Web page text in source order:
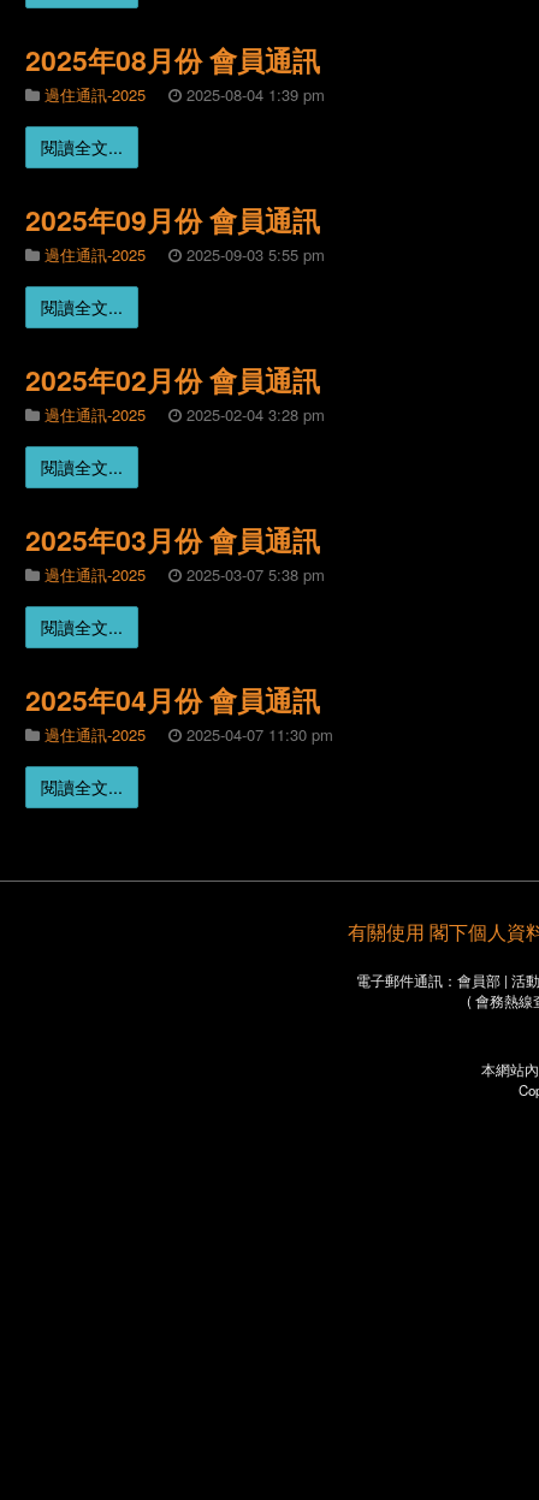
2025年08月份 會員通訊
過住通訊-2025 2025-08-04 1:39 pm
閱讀全文...
2025年09月份 會員通訊
過住通訊-2025 2025-09-03 5:55 pm
閱讀全文...
2025年02月份 會員通訊
過住通訊-2025 2025-02-04 3:28 pm
閱讀全文...
2025年03月份 會員通訊
過住通訊-2025 2025-03-07 5:38 pm
閱讀全文...
2025年04月份 會員通訊
過住通訊-2025 2025-04-07 11:30 pm
閱讀全文...
有關使用 閣下個人資
電子郵件通訊：會員部 | 活
( 會務熱線
本網站